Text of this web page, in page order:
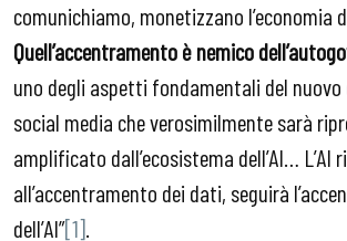
comunichiamo, monetizzano l’economia
Quell’accentramento è nemico
uno degli aspetti fondamentali del nuovo
social media che verosimilmente sarà
amplificato dall’ecosistema dell’AI… L’AI
all’accentramento dei dati, seguirà
dell’AI”[1]